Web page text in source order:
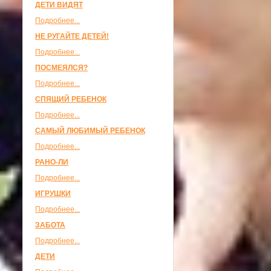
ДЕТИ ВИДЯТ
Подробнее...
НЕ РУГАЙТЕ ДЕТЕЙ!
Подробнее...
ПОСМЕЯЛСЯ?
Подробнее...
СПЯЩИЙ РЕБЕНОК
Подробнее...
САМЫЙ ЛЮБИМЫЙ РЕБЕНОК
Подробнее...
РАНО-ЛИ
Подробнее...
ИГРУШКИ
Подробнее...
ЗАБОТА
Подробнее...
ДЕТИ